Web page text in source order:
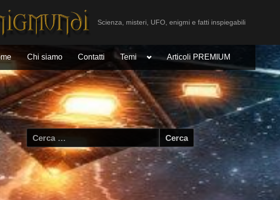
Scienza, misteri, UFO, enigmi e fatti inspiegabili
Chi siamo Contatti Temi
Toggle
menu
Toggle
sub-
menu
Articoli PREMIUM
Ricerca
per: